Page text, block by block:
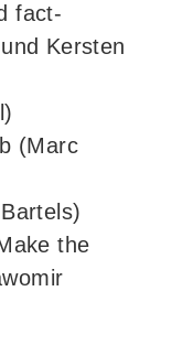
fact-
Kersten
(Marc
the